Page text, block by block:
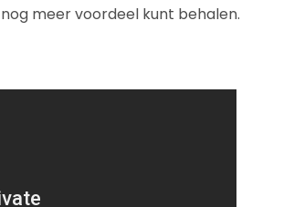
meer voordeel kunt behalen.